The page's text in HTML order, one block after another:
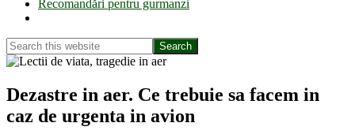
Recomandări pentru gurmanzi
Search
this
Hide
Dezastre in aer. Ce trebuie sa facem in
caz de urgenta in avion